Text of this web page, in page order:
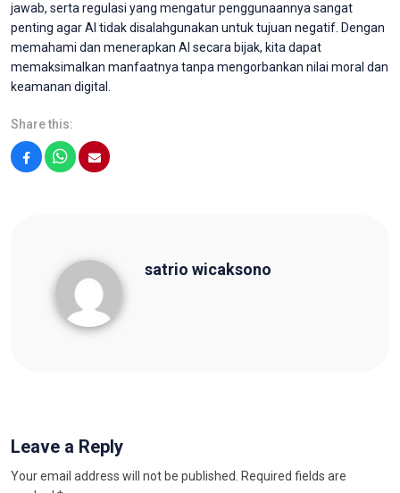
jawab, serta regulasi yang mengatur penggunaannya sangat
penting agar AI tidak disalahgunakan untuk tujuan negatif. Dengan
memahami dan menerapkan AI secara bijak, kita dapat
memaksimalkan manfaatnya tanpa mengorbankan nilai moral dan
keamanan digital.
Share this:
satrio wicaksono
Leave a Reply
Your email address will not be published. Required fields are